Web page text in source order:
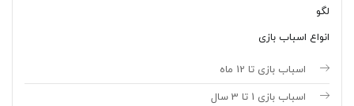
لگو
انواع اسباب بازی
اسباب بازی تا 12 ماه
اسباب بازی 1 تا 3 سال